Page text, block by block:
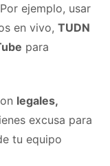
ejemplo, usar
en vivo, TUDN
para
legales,
excusa para
tu equipo